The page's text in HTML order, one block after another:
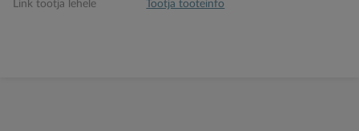
Link tootja lehele Tootja tooteinfo